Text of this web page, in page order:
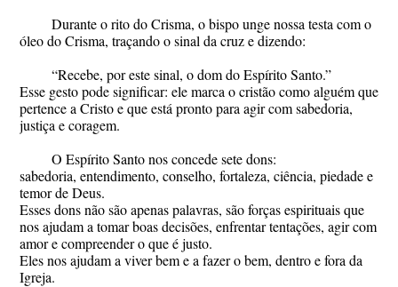
Durante o rito do Crisma, o bispo unge nossa testa com o
óleo do Crisma, traçando o sinal da cruz e dizendo:
“Recebe, por este sinal, o dom do Espírito Santo.”
Esse gesto pode significar: ele marca o cristão como alguém que
pertence a Cristo e que está pronto para agir com sabedoria,
justiça e coragem.
O Espírito Santo nos concede sete dons:
sabedoria, entendimento, conselho, fortaleza, ciência, piedade e
temor de Deus.
Esses dons não são apenas palavras, são forças espirituais que
nos ajudam a tomar boas decisões, enfrentar tentações, agir com
amor e compreender o que é justo.
Eles nos ajudam a viver bem e a fazer o bem, dentro e fora da
Igreja.